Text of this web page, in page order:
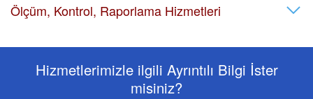
Ölçüm, Kontrol, Raporlama Hizmetleri
Hizmetlerimizle ilgili Ayrıntılı Bilgi İster
misiniz?